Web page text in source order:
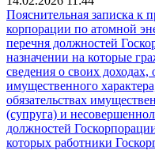
Пояснительная записка к
корпорации по атомной
перечня должностей
назначении на которые
сведения о своих доходах,
имущественного
обязательствах
(супруга) и
должностей
которых работники